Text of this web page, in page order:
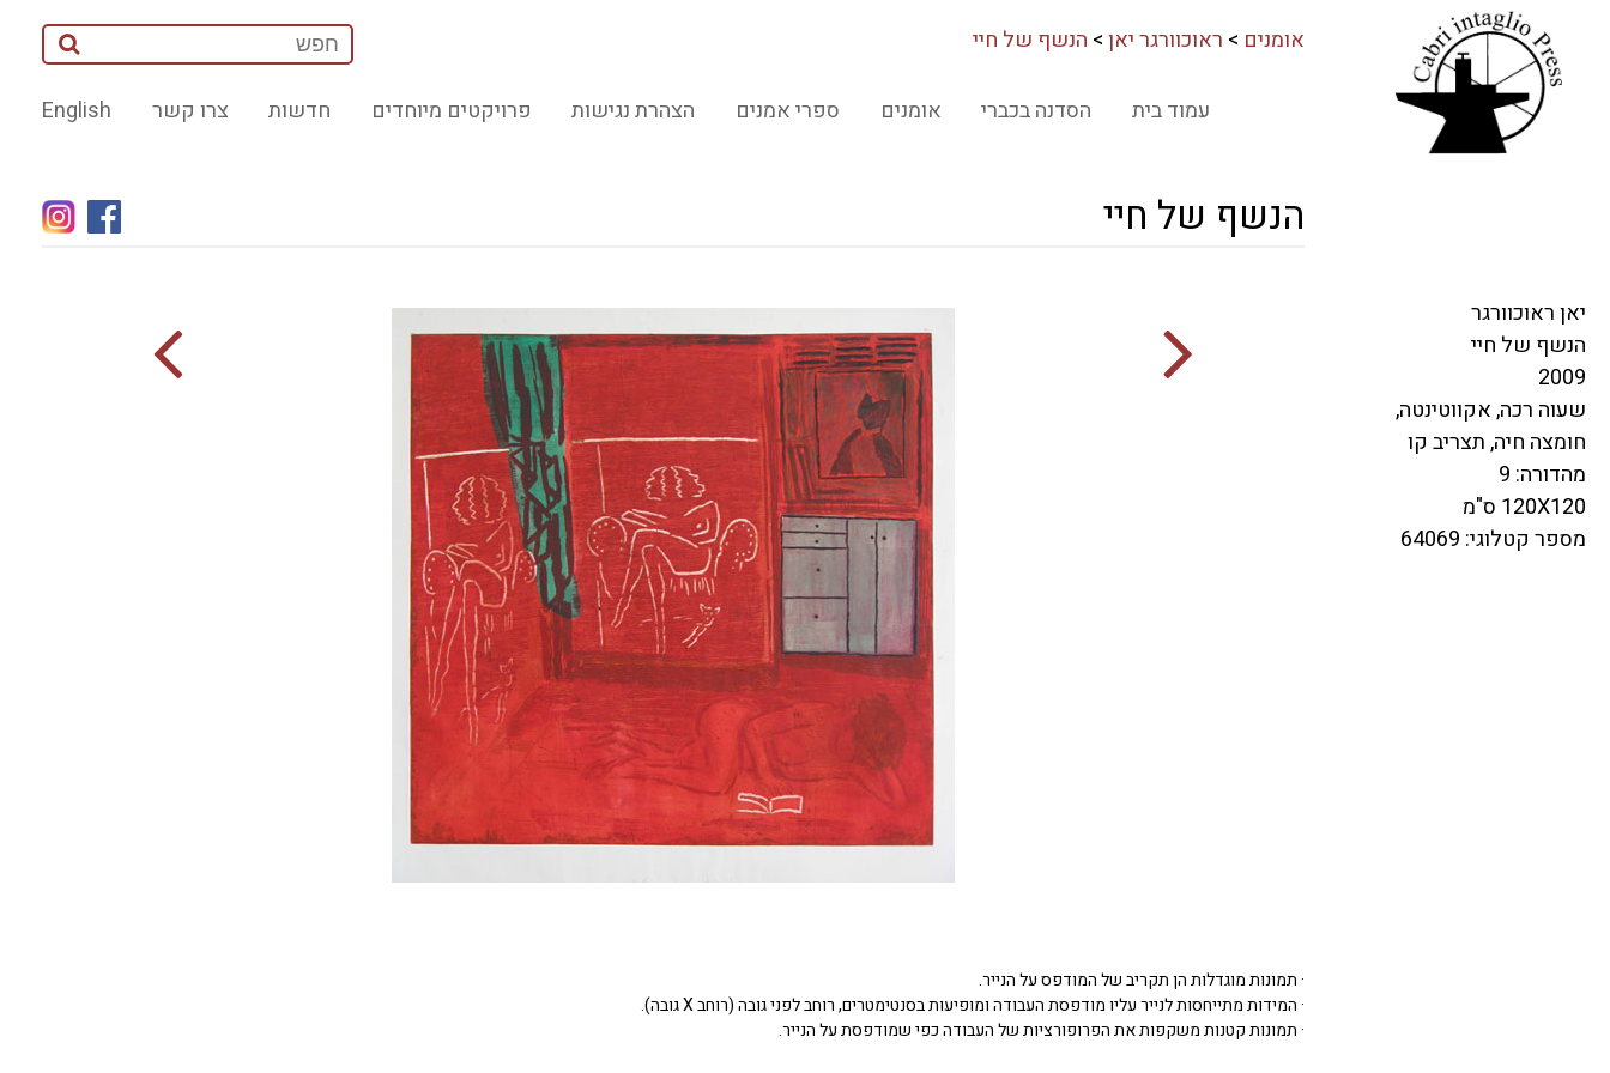
אומנים > ראוכוורגר יאן> הנשף של חיי
English צרו קשר חדשות פרויקטים מיוחדים הצהרת נגישות ספרי אמנים אומנים הסדנה בכברי עמוד בית
הנשף של חיי
· תמונות מוגדלות הן תקריב של המודפס על הנייר.
· המידות מתייחסות לנייר עליו מודפסת העבודה ומופיעות בסנטימטרים, רוחב לפני גובה (רוחב X גובה).
· תמונות קטנות משקפות את הפרופורציות של העבודה כפי שמודפסת על הנייר.
יאן ראוכוורגר
הנשף של חיי
2009
שעוה רכה, אקווטינטה,
חומצה חיה, תצריב קו
מהדורה: 9
120X120 ס"מ
מספר קטלוגי: 64069